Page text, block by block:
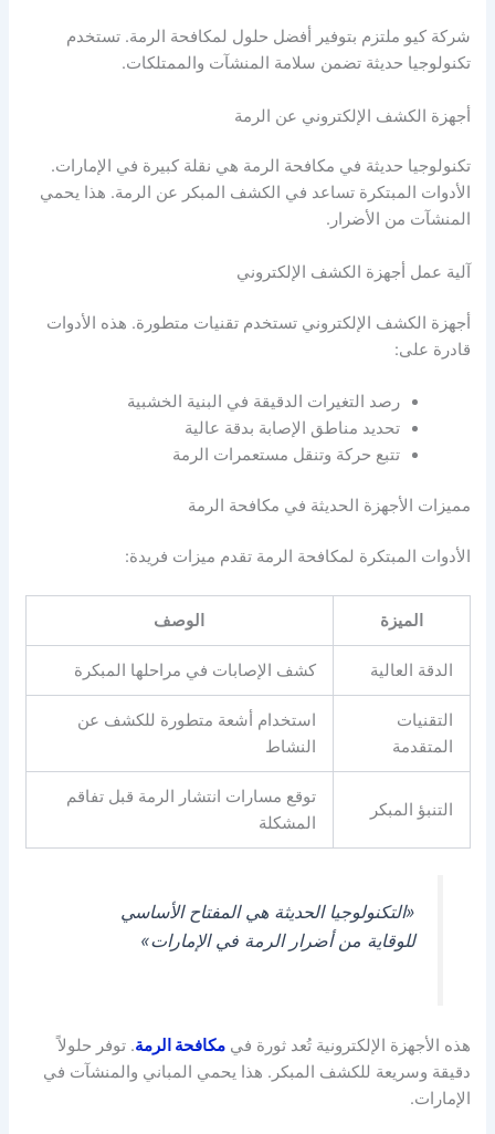
شركة كيو ملتزم بتوفير أفضل حلول لمكافحة الرمة. تستخدم
تكنولوجيا حديثة تضمن سلامة المنشآت والممتلكات.
أجهزة الكشف الإلكتروني عن الرمة
تكنولوجيا حديثة في مكافحة الرمة هي نقلة كبيرة في الإمارات.
الأدوات المبتكرة تساعد في الكشف المبكر عن الرمة. هذا يحمي
المنشآت من الأضرار.
آلية عمل أجهزة الكشف الإلكتروني
أجهزة الكشف الإلكتروني تستخدم تقنيات متطورة. هذه الأدوات
قادرة على:
رصد التغيرات الدقيقة في البنية الخشبية
تحديد مناطق الإصابة بدقة عالية
تتبع حركة وتنقل مستعمرات الرمة
مميزات الأجهزة الحديثة في مكافحة الرمة
الأدوات المبتكرة لمكافحة الرمة تقدم ميزات فريدة:
الميزة الوصف
الدقة العالية كشف الإصابات في مراحلها المبكرة
التقنيات
المتقدمة
استخدام أشعة متطورة للكشف عن
النشاط
التنبؤ المبكر
توقع مسارات انتشار الرمة قبل تفاقم
المشكلة
«التكنولوجيا الحديثة هي المفتاح الأساسي
للوقاية من أضرار الرمة في الإمارات»
هذه الأجهزة الإلكترونية تُعد ثورة فيمكافحة الرمة. توفر حلولاً
دقيقة وسريعة للكشف المبكر. هذا يحمي المباني والمنشآت في
الإمارات.